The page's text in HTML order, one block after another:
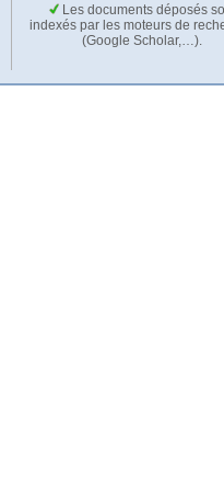
Les documents déposés
indexés par les moteurs de
(Google Scholar,…).